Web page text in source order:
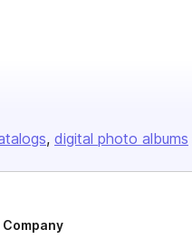
digital photo albums
Company